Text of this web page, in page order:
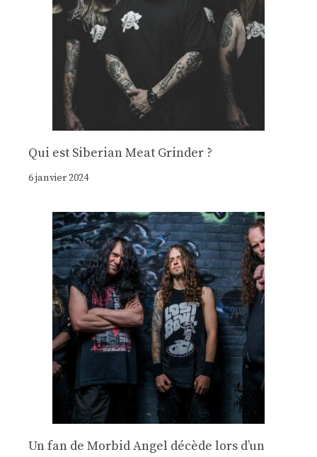
Qui est Siberian Meat Grinder ?
6 janvier 2024
Un fan de Morbid Angel décède lors d’un